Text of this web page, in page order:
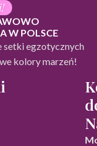
W POLSCE
setki egzotycznych
kolory marzeń!